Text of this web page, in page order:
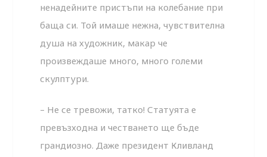
ненадейните пристъпи на колебание при
баща си. Той имаше нежна, чувствителна
душа на художник, макар че
произвеждаше много, много големи
скулптури.
– Не се тревожи, татко! Статуята е
превъзходна и честването ще бъде
грандиозно. Даже президент Кливланд